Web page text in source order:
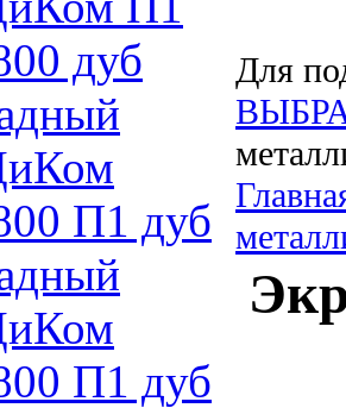
дуб
П1 дуб
П1 дуб
Для